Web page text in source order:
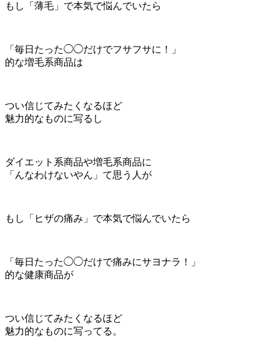
もし「薄毛」で本気で悩んでいたら
「毎日たった◯◯だけでフサフサに！」
的な増毛系商品は
つい信じてみたくなるほど
魅力的なものに写るし
ダイエット系商品や増毛系商品に
「んなわけないやん」て思う人が
もし「ヒザの痛み」で本気で悩んでいたら
「毎日たった◯◯だけで痛みにサヨナラ！」
的な健康商品が
つい信じてみたくなるほど
魅力的なものに写ってる。